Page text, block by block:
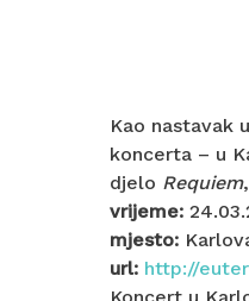
Kao nastavak
koncerta – u
djelo Requiem
vrijeme:
mjesto:
url: http://